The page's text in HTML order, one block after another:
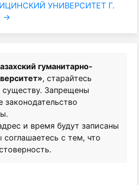
УНИВЕРСИТЕТ Г.
→
гуманитарно-
, старайтесь
существу. Запрещены
и время будут записаны
с тем, что